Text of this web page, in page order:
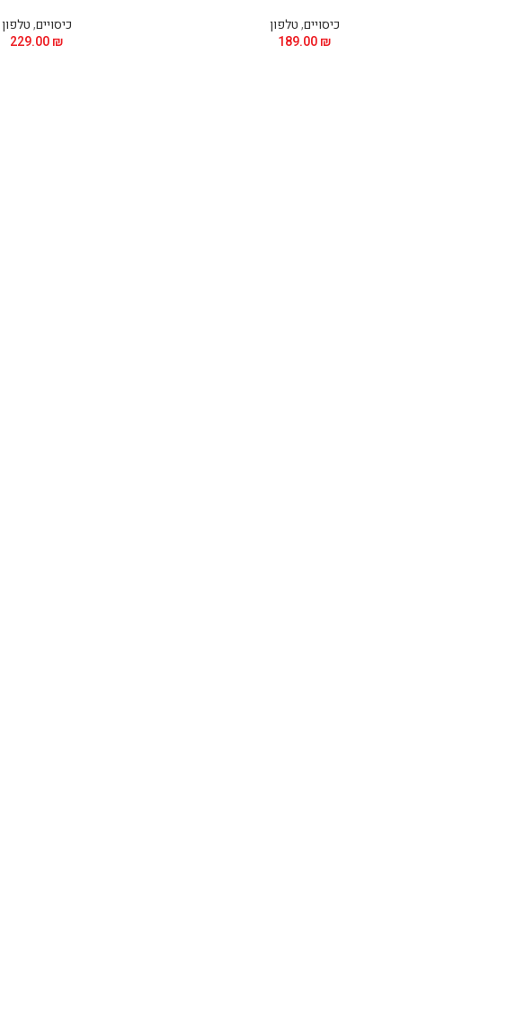
כיסויים,טלפון
189.00₪
כיסויים,טלפון
229.00₪